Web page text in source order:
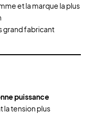
et la marque la plus
grand fabricant
puissance
la tension plus